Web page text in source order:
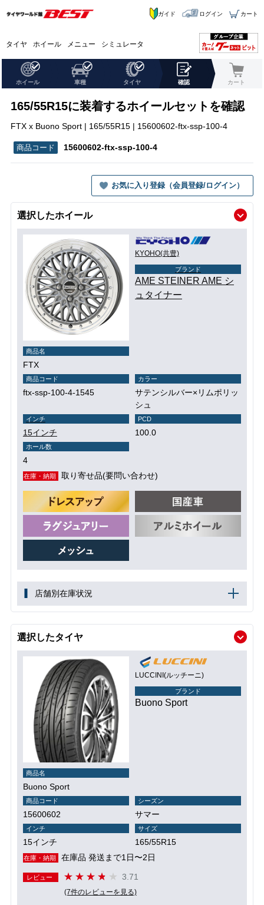
タイヤ ホイール メニュー シミュレータ
ガイド ログイン カート
ホイール 車種 タイヤ 確認 カート
165/55R15に装着するホイールセットを確認
FTX x Buono Sport | 165/55R15 | 15600602-ftx-ssp-100-4
15600602-ftx-ssp-100-4
お気に入り登録（会員登録/ログイン）
選択したホイール
KYOHO(共豊)
ブランド
AME STEINER AME シ
ュタイナー
商品名
FTX
商品コード
ftx-ssp-100-4-1545
カラー
サテンシルバー×リムポリッ
シュ
インチ
15インチ
PCD
100.0
ホール数
4
在庫・納期 取り寄せ品(要問い合わせ)
店舗別在庫状況
選択したタイヤ
LUCCINI(ルッチーニ)
ブランド
Buono Sport
商品名
Buono Sport
商品コード
15600602
シーズン
サマー
インチ
15インチ
サイズ
165/55R15
在庫・納期 在庫品 発送まで1日〜2日
レビュー 3.71
(7件のレビューを見る)